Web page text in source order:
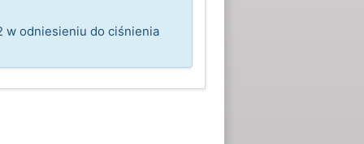
w odniesieniu do ciśnienia